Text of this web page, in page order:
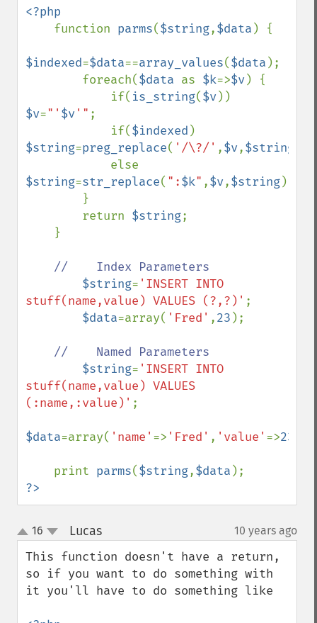
<?php
function parms($string,$data ) {
$indexed=$data==array_values($data );
        foreach(
$data as $k=>$v) {
            if(
is_string($v
$v="' $v'" ;
            if(
$indexed
$string=preg_replace( '/\?/' ,$v,$string
$string=str_replace( ":$k" ,$v,$string);
        return
$string;
//    Index Parameters
$string= 'INSERT INTO
stuff(name,value) VALUES (?,?)' ;
$data=array( 'Fred' ,23 );
//    Named Parameters
$string= 'INSERT INTO
stuff(name,value) VALUES
(:name,:value)' ;
$data=array( 'name' => 'Fred' , 'value' =>23
    print
parms($string,$data
?>
up
down
16 Lucas¶ 10 years ago
This function doesn't have a return,
so if you want to do something with
it you'll have to do something like